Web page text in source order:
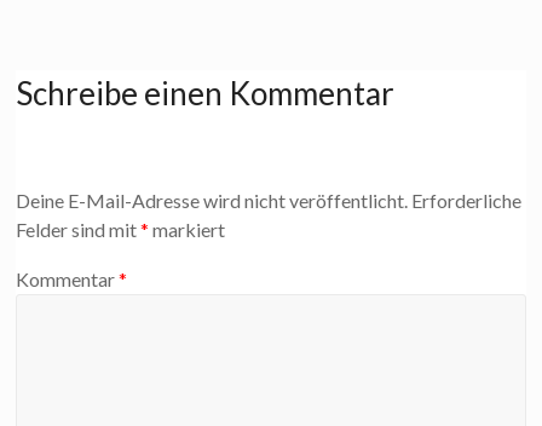
Schreibe einen Kommentar
Deine E-Mail-Adresse wird nicht veröffentlicht. Erforderliche
Felder sind mit* markiert
Kommentar*